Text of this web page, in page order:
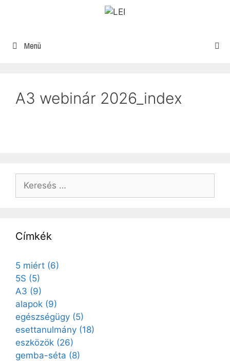
Menü
A3 webinár 2026_index
Címkék
5 miért (6)
5S (5)
A3 (9)
alapok (9)
egészségügy (5)
esettanulmány (18)
eszközök (26)
gemba-séta (8)